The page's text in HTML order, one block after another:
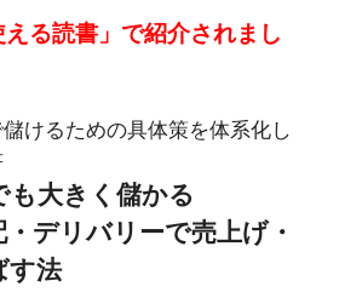
える読書」で紹介されまし
けるための具体策を体系化し
も大きく儲かる
デリバリーで売上げ・
す法